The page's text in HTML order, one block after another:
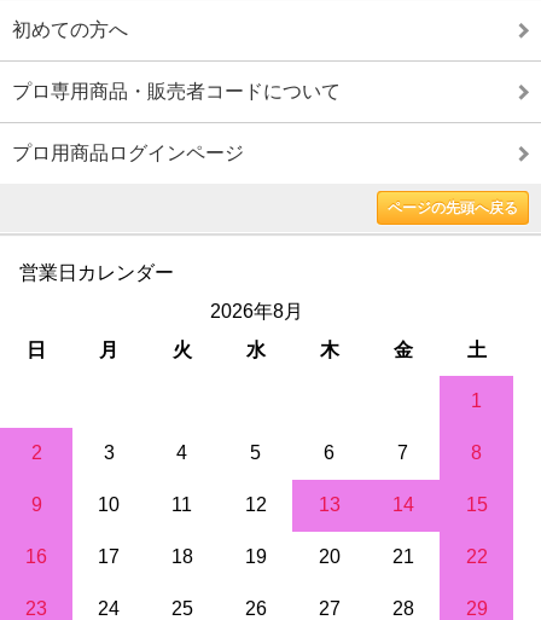
初めての方へ
プロ専用商品・販売者コードについて
プロ用商品ログインページ
ページの先頭へ戻る
営業日カレンダー
2026年8月
日
月 火 水 木 金 土
1
2 3 4 5 6 7 8
9 10 11 12 13 14 15
16 17 18 19 20 21 22
23 24 25 26 27 28 29